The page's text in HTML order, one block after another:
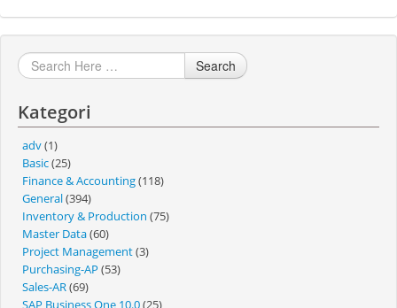
Search
Kategori
adv(1)
Basic(25)
Finance & Accounting(118)
General(394)
Inventory & Production (75)
Master Data(60)
Project Management(3)
Purchasing-AP (53)
Sales-AR(69)
SAP Business One 10.0(25)